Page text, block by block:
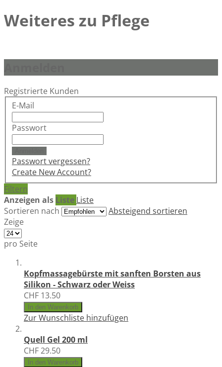
Weiteres zu Pflege
Registrierte Kunden
E-Mail
Passwort
Passwort vergessen?
Create New Account?
Filtern
Anzeigen als Liste Liste
Sortieren nach
Absteigend sortieren
Zeige
pro Seite
Kopfmassagebürste mit sanften Borsten aus
Silikon - Schwarz oder Weiss
CHF 13.50
In den Warenkorb
Zur Wunschliste hinzufügen
Quell Gel 200 ml
CHF 29.50
In den Warenkorb